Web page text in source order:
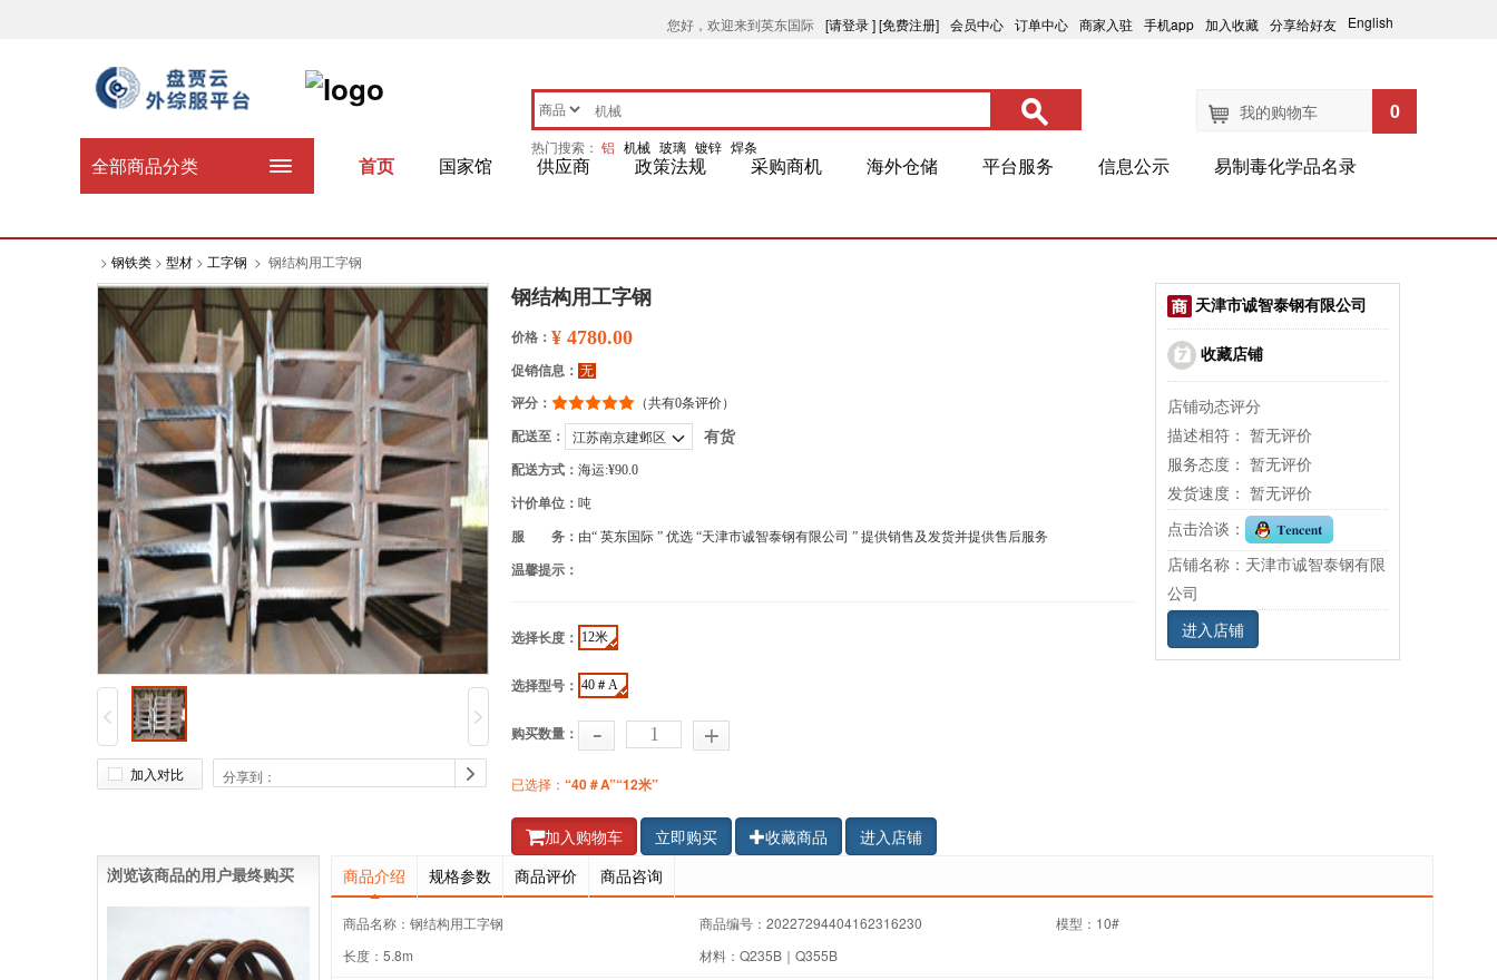
您好，欢迎来到英东国际 [请登录 ] [免费注册] 会员中心 订单中心 商家入驻 手机app 加入收藏 分享给好友 English
我的购物车 0
热门搜索： 铝 机械 玻璃 镀锌 焊条
首页 国家馆 供应商 政策法规 采购商机 海外仓储 平台服务 信息公示 易制毒化学品名录
全部商品分类
> 钢铁类 > 型材 > 工字钢 > 钢结构用工字钢
加入对比 分享到：
钢结构用工字钢
价格： ¥ 4780.00
促销信息： 无
评分： （共有0条评价）
配送至： 江苏南京建邺区 有货
配送方式： 海运:¥90.0
计价单位： 吨
服 务： 由“ 英东国际 ” 优选 “天津市诚智泰钢有限公司 ” 提供销售及发货并提供售后服务
温馨提示：
选择长度： 12米
选择型号： 40＃A
购买数量：
已选择： “40＃A”“12米”
加入购物车 立即购买 收藏商品 进入店铺
天津市诚智泰钢有限公司
收藏店铺
店铺动态评分
描述相符：
暂无评价
服务态度：
暂无评价
发货速度：
暂无评价
点击洽谈：
店铺名称：天津市诚智泰钢有限
公司
进入店铺
商品介绍 规格参数 商品评价 商品咨询
商品名称：钢结构用工字钢 商品编号：20227294404162316230
模型：10#
长度：5.8m
材料：Q235B｜Q355B
浏览该商品的用户最终购买